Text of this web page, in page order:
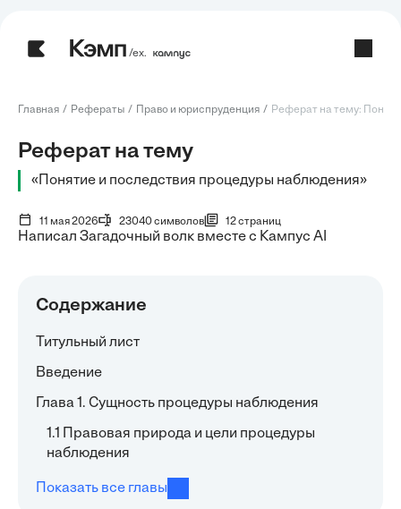
/ех.
Главная Рефераты Право и юриспруденция Реферат на тему:
Реферат на тему
«Понятие и последствия процедуры наблюдения»
11 мая 2026 23040 символов 12 страниц
Написал Загадочный волк вместе с Кампус AI
Содержание
Титульный лист
Введение
Глава 1. Сущность процедуры наблюдения
1.1 Правовая природа и цели процедуры
наблюдения
Показать все главы